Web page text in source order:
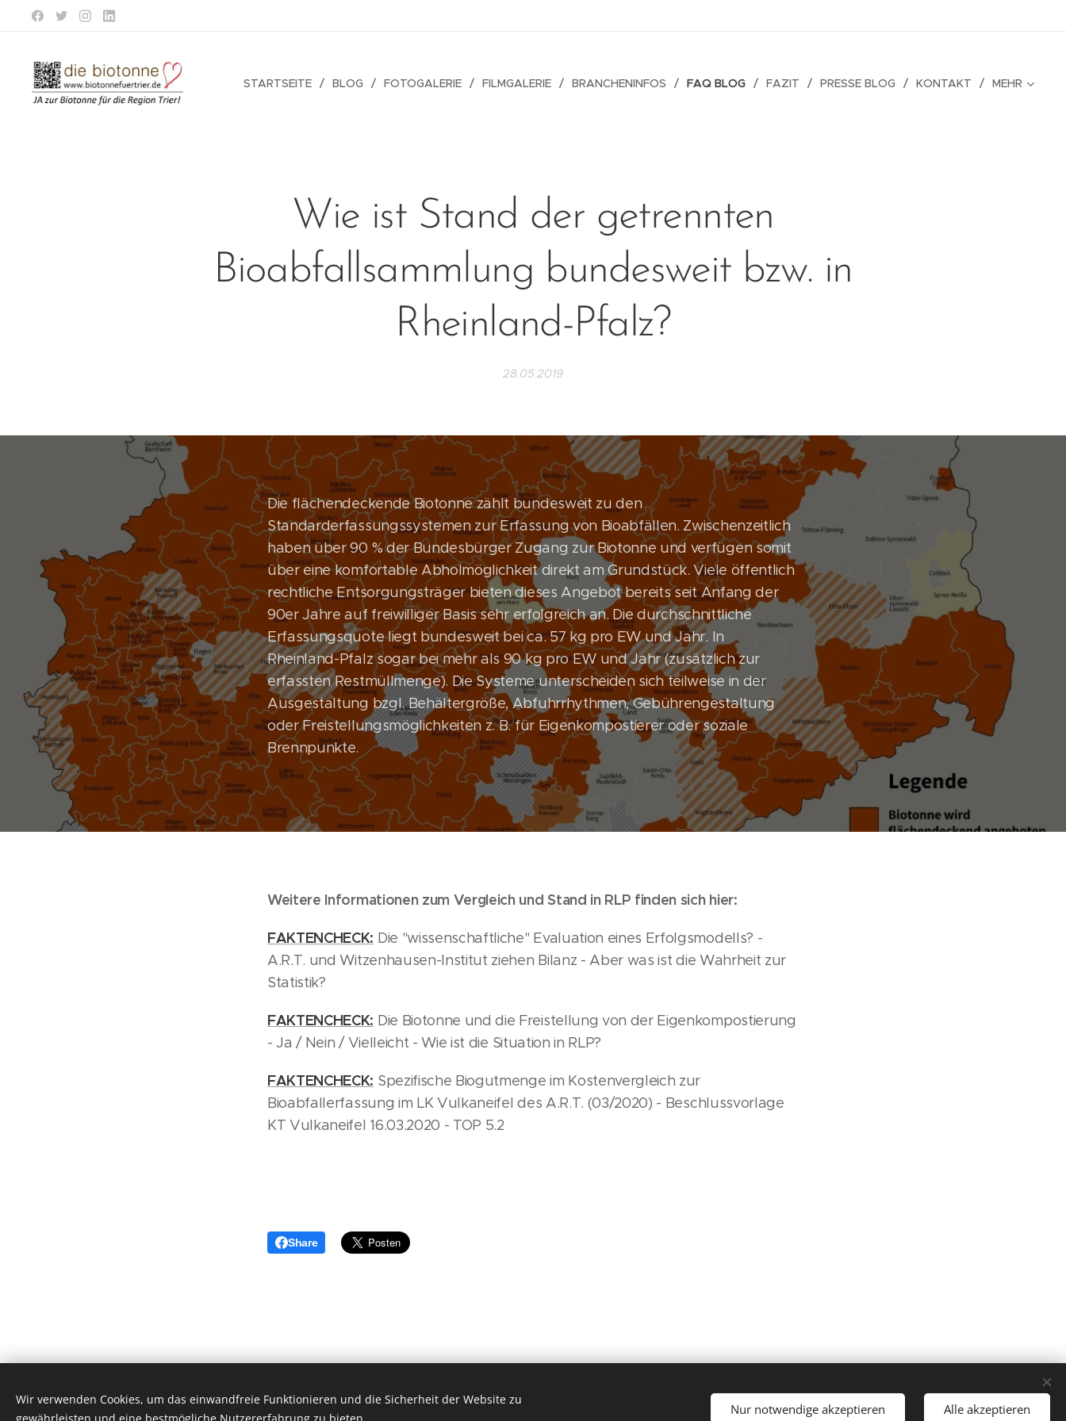
STARTSEITE BLOG FOTOGALERIE FILMGALERIE BRANCHENINFOS FAQ BLOG FAZIT PRESSE BLOG KONTAKT MEHR
Wie ist Stand der getrennten
Bioabfallsammlung bundesweit bzw. in
Rheinland-Pfalz?
28.05.2019
Die flächendeckende Biotonne zählt bundesweit zu den
Standarderfassungssystemen zur Erfassung von Bioabfällen. Zwischenzeitlich
haben über 90 % der Bundesbürger Zugang zur Biotonne und verfügen somit
über eine komfortable Abholmöglichkeit direkt am Grundstück. Viele öffentlich
rechtliche Entsorgungsträger bieten dieses Angebot bereits seit Anfang der
90er Jahre auf freiwilliger Basis sehr erfolgreich an. Die durchschnittliche
Erfassungsquote liegt bundesweit bei ca. 57 kg pro EW und Jahr. In
Rheinland-Pfalz sogar bei mehr als 90 kg pro EW und Jahr (zusätzlich zur
erfassten Restmüllmenge). Die Systeme unterscheiden sich teilweise in der
Ausgestaltung bzgl. Behältergröße, Abfuhrrhythmen, Gebührengestaltung
oder Freistellungsmöglichkeiten z. B. für Eigenkompostierer oder soziale
Brennpunkte.
Weitere Informationen zum Vergleich und Stand in RLP finden sich hier:
FAKTENCHECK: Die "wissenschaftliche" Evaluation eines Erfolgsmodells? -
A.R.T. und Witzenhausen-Institut ziehen Bilanz - Aber was ist die Wahrheit zur
Statistik?
FAKTENCHECK: Die Biotonne und die Freistellung von der Eigenkompostierung
- Ja / Nein / Vielleicht - Wie ist die Situation in RLP?
FAKTENCHECK: Spezifische Biogutmenge im Kostenvergleich zur
Bioabfallerfassung im LK Vulkaneifel des A.R.T. (03/2020) - Beschlussvorlage
KT Vulkaneifel 16.03.2020 - TOP 5.2
Share
© 2019 Worlds Collide. Alle Rechte vorbehalten.
Wir verwenden Cookies, um das einwandfreie Funktionieren und die Sicherheit der Website zu
Nur notwendige akzeptieren Alle akzeptieren